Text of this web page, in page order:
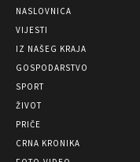
NASLOVNICA
VIJESTI
IZ NAŠEG KRAJA
GOSPODARSTVO
SPORT
ŽIVOT
PRIČE
CRNA KRONIKA